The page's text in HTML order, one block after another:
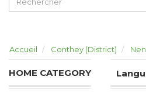
Accueil Conthey (District)
HOME CATEGORY